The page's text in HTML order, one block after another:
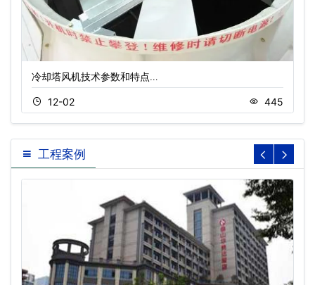
冷却塔风机技术参数和特点…
12-02 445
工程案例